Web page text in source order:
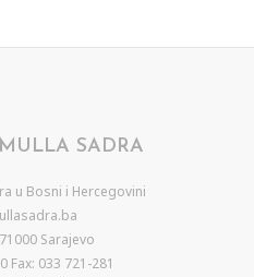
SADRA
u Bosni i Hercegovini
Sarajevo
Fax: 033 721-281